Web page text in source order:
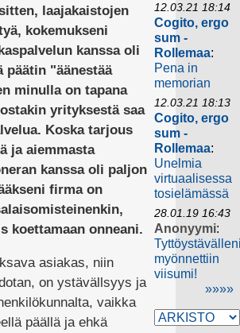
laajakaistojen
kokemukseni
kanssa oli
päätin "äänestää
minulla on tapana
yrityksestä saa
Koska tarjous
ja aiemmasta
kanssa oli paljon
firma on
koettamaan onneani.
asiakas, niin
on ystävällsyys ja
vaikka
päällä ja ehkä
12.03.21 18:14
Cogito, ergo
sum -
Rollemaa:
Pena in
memorian
12.03.21 18:13
Cogito, ergo
sum -
Rollemaa:
Unelmia
virtuaalisessa
tosielämässä
28.01.19 16:43
Anonyymi:
myönnettiin
viisumi!
»»»»